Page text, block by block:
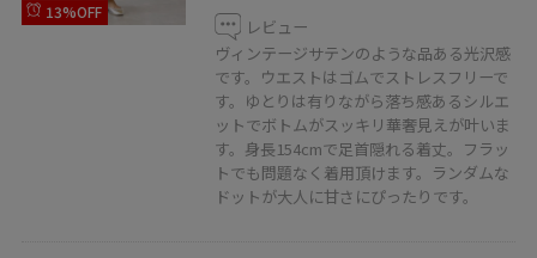
13%OFF
レビュー
ヴィンテージサテンのような品ある光沢感
です。ウエストはゴムでストレスフリーで
す。ゆとりは有りながら落ち感あるシルエ
ットでボトムがスッキリ華奢見えが叶いま
す。身長154cmで足首隠れる着丈。フラッ
トでも問題なく着用頂けます。ランダムな
ドットが大人に甘さにぴったりです。